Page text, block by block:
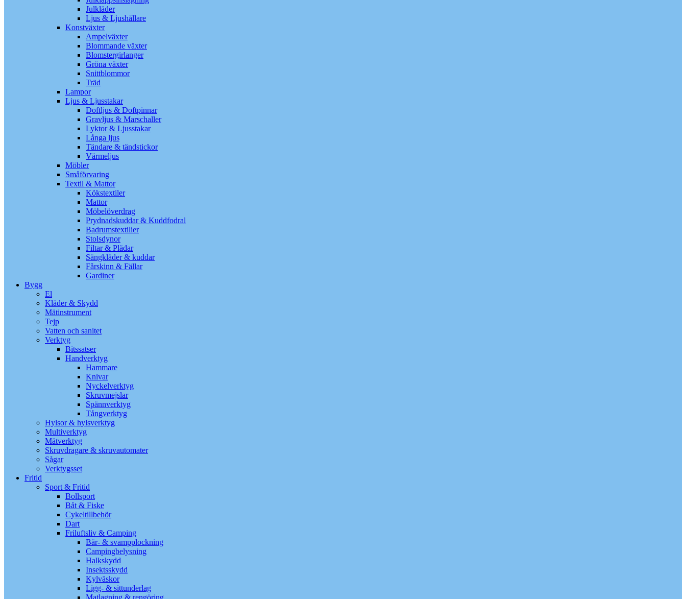
Julkläder
Ljus & Ljushållare
Konstväxter
Ampelväxter
Blommande växter
Blomstergirlanger
Gröna växter
Snittblommor
Träd
Lampor
Ljus & Ljusstakar
Doftljus & Doftpinnar
Gravljus & Marschaller
Lyktor & Ljusstakar
Långa ljus
Tändare & tändstickor
Värmeljus
Möbler
Småförvaring
Textil & Mattor
Kökstextiler
Mattor
Möbelöverdrag
Prydnadskuddar & Kuddfodral
Badrumstextilier
Stolsdynor
Filtar & Plädar
Sängkläder & kuddar
Fårskinn & Fällar
Gardiner
Bygg
El
Kläder & Skydd
Mätinstrument
Tejp
Vatten och sanitet
Verktyg
Bitssatser
Handverktyg
Hammare
Knivar
Nyckelverktyg
Skruvmejslar
Spännverktyg
Tångverktyg
Hylsor & hylsverktyg
Multiverktyg
Mätverktyg
Skruvdragare & skruvautomater
Sågar
Verktygsset
Fritid
Sport & Fritid
Bollsport
Båt & Fiske
Cykeltillbehör
Dart
Friluftsliv & Camping
Bär- & svampplockning
Campingbelysning
Halkskydd
Insektsskydd
Kylväskor
Ligg- & sittunderlag
Matlagning & rengöring